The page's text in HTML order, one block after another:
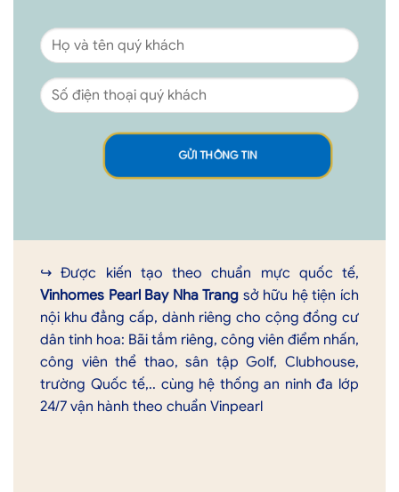
↪︎ Được kiến tạo theo chuẩn mực quốc tế,
Vinhomes Pearl Bay Nha Trang sở hữu hệ tiện ích
nội khu đẳng cấp, dành riêng cho cộng đồng cư
dân tinh hoa: Bãi tắm riêng, công viên điểm nhấn,
công viên thể thao, sân tập Golf, Clubhouse,
trường Quốc tế,.. cùng hệ thống an ninh đa lớp
24/7 vận hành theo chuẩn Vinpearl